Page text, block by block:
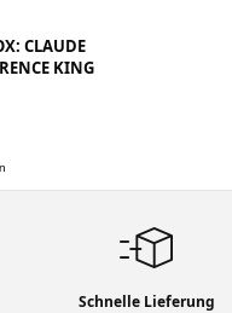
CLAUDE
KING
Schnelle Lieferung